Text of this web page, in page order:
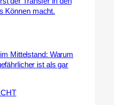
Können macht.